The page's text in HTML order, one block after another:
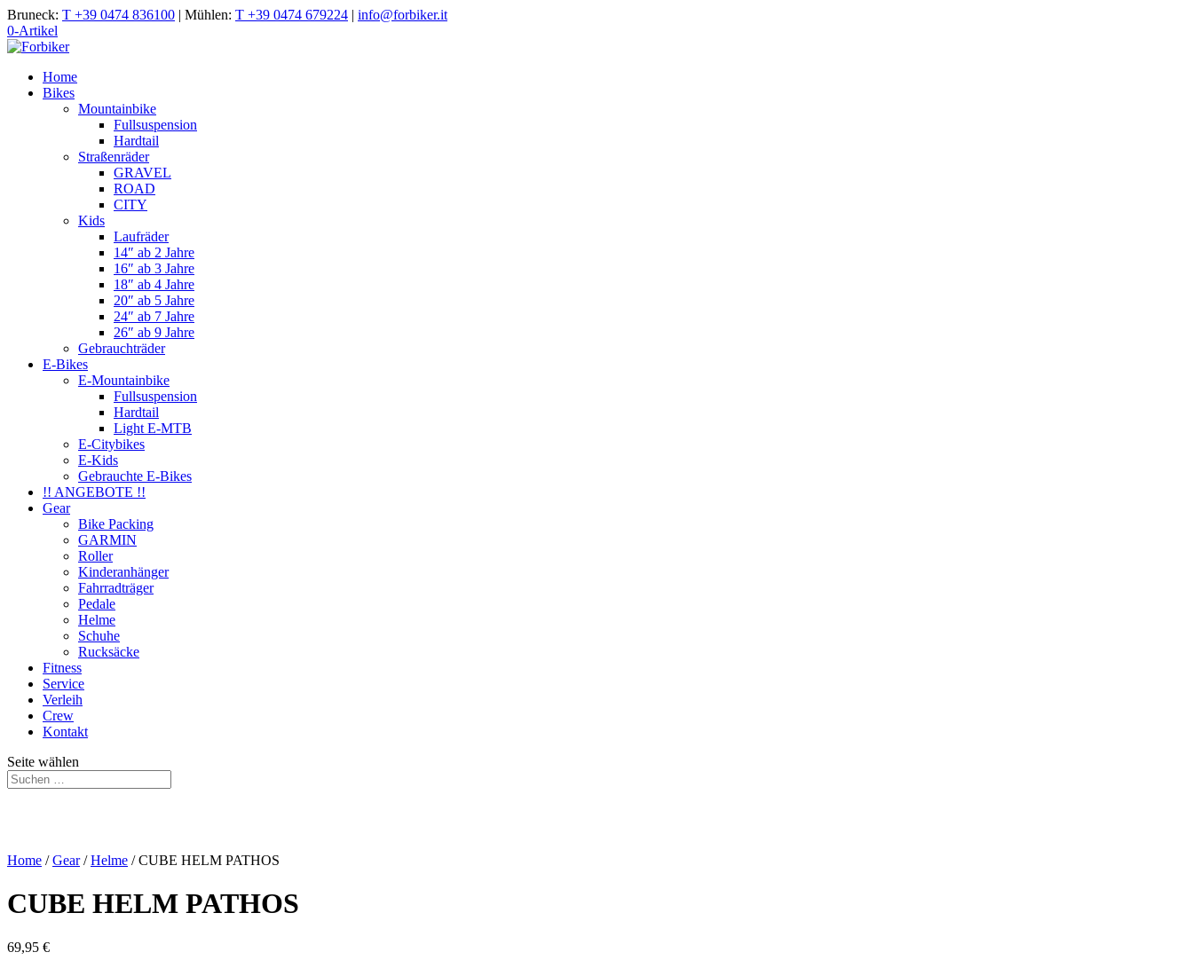
Bruneck: T +39 0474 836100 | Mühlen: T +39 0474 679224 | info@forbiker.it
0-Artikel
Home
Bikes
Mountainbike
Fullsuspension
Hardtail
Straßenräder
GRAVEL
ROAD
CITY
Kids
Laufräder
14″ ab 2 Jahre
16″ ab 3 Jahre
18″ ab 4 Jahre
20″ ab 5 Jahre
24″ ab 7 Jahre
26″ ab 9 Jahre
Gebrauchträder
E-Bikes
E-Mountainbike
Fullsuspension
Hardtail
Light E-MTB
E-Citybikes
E-Kids
Gebrauchte E-Bikes
!! ANGEBOTE !!
Gear
Bike Packing
GARMIN
Roller
Kinderanhänger
Fahrradträger
Pedale
Helme
Schuhe
Rucksäcke
Fitness
Service
Verleih
Crew
Kontakt
Seite wählen
Home /Gear/Helme / CUBE HELM PATHOS
CUBE HELM PATHOS
69,95 €